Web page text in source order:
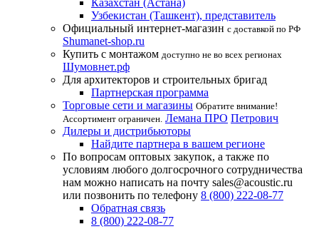
Казахстан (Астана)
Узбекистан (Ташкент), представитель
Официальный интернет-магазин с доставкой по РФ
Shumanet-shop.ru
Купить с монтажом доступно не во всех регионах
Шумовнет.рф
Для архитекторов и строительных бригад
Партнерская программа
Торговые сети и магазины Обратите внимание!
Ассортимент ограничен. Лемана ПРО Петрович
Дилеры и дистрибьюторы
Найдите партнера в вашем регионе
По вопросам оптовых закупок, а также по
условиям любого долгосрочного сотрудничества
нам можно написать на почту sales@acoustic.ru
или позвонить по телефону 8 (800) 222-08-77
Обратная связь
8 (800) 222-08-77